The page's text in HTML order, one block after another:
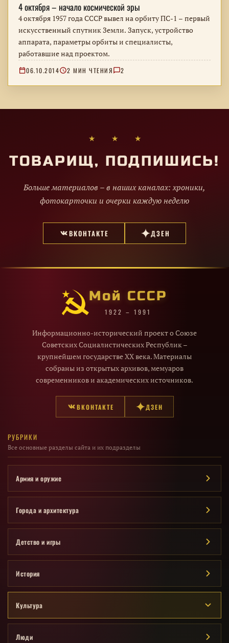
4 октября – начало космической эры
4 октября 1957 года СССР вывел на орбиту ПС-1 – первый
искусственный спутник Земли. Запуск, устройство
аппарата, параметры орбиты и специалисты,
работавшие над проектом.
06.10.2014 2 МИН ЧТЕНИЯ 2
★ ★ ★
ТОВАРИЩ, ПОДПИШИСЬ!
Больше материалов – в наших каналах: хроники,
фотокарточки и очерки каждую неделю
ВКОНТАКТЕ ДЗЕН
Мой СССР
1922 – 1991
Информационно-исторический проект о Союзе
Советских Социалистических Республик –
крупнейшем государстве XX века. Материалы
собраны из открытых архивов, мемуаров
современников и академических источников.
ВКОНТАКТЕ ДЗЕН
РУБРИКИ
Все основные разделы сайта и их подразделы
Армия и оружие
Города и архитектура
Детство и игры
История
Культура
Люди